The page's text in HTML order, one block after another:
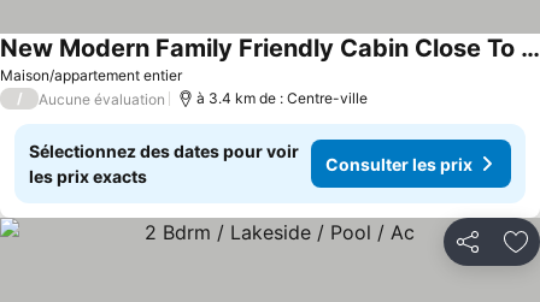
Maison/appartement entier
New Modern Family Friendly Cabin Close To The Beach, Golf Courses & Hot Springs
Consulter les prix
/ Aucune évaluation à 3.4 km de : Centre-ville
Sélectionnez des dates pour voir
les prix exacts
Consulter les prix
Partager